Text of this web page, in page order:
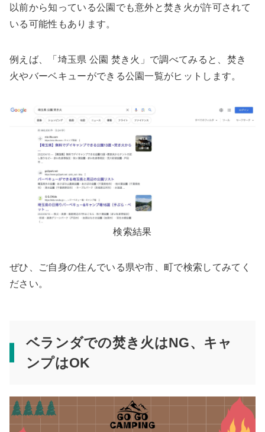
以前から知っている公園でも意外と焚き火が許可されて
いる可能性もあります。
例えば、「埼玉県 公園 焚き火」で調べてみると、焚き
火やバーベキューができる公園一覧がヒットします。
検索結果
ぜひ、ご自身の住んでいる県や市、町で検索してみてく
ださい。
ベランダでの焚き火はNG、キャ
ンプはOK